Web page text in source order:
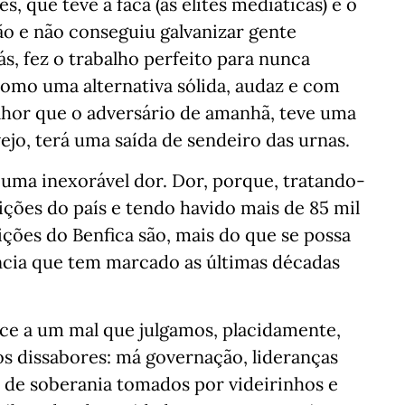
e não conseguiu galvanizar gente
fez o trabalho perfeito para nunca
uma alternativa sólida, audaz e com
que o adversário de amanhã, teve uma
terá uma saída de sendeiro das urnas.
inexorável dor. Dor, porque, tratando-
do país e tendo havido mais de 85 mil
do Benfica são, mais do que se possa
que tem marcado as últimas décadas
a um mal que julgamos, placidamente,
dissabores: má governação, lideranças
soberania tomados por videirinhos e